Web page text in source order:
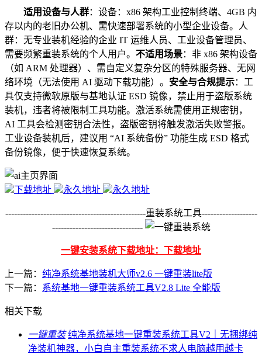
适用设备与人群：设备：x86 架构工业控制终端、4GB 内
存以内的老旧办公机、需快速部署系统的小型企业设备。人
群：无专业装机经验的企业 IT 运维人员、工业设备管理员、
需要频繁重装系统的个人用户。 不适用场景：非 x86 架构设备
（如 ARM 处理器）、需自定义复杂分区的特殊服务器、无网
络环境（无法使用 AI 驱动下载功能）。 安全与合规提示：工
具仅支持微软原版与基地认证 ESD 镜像，禁止用于盗版系统
装机，违者将被限制工具功能。激活系统需使用正规密钥，
AI 工具会检测密钥合法性，盗版密钥将触发激活失败警报。
工业设备装机后，建议用 “AI 系统备份” 功能生成 ESD 格式
备份镜像，便于快速恢复系统。
下载地址 永久地址 永久地址
------------------------------------------------重装系统工具-------------------
-------------------------------
一键安装系统下载地址：下载地址
上一篇： 纯净系统基地装机大师v2.6 一键重装lite版
下一篇： 系统基地一键重装系统工具V2.8 Lite 全能版
相关下载
一键重装 纯净系统基地一键重装系统工具V2｜无捆绑纯
净装机神器，小白自主重装系统不求人电脑越用越卡